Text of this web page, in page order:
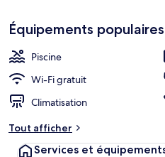
Équipements populaires
Piscine
Wi-Fi gratuit
Climatisation
Tout afficher
Services et